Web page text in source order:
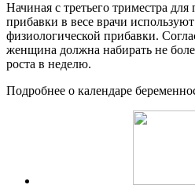
Начиная с третьего триместра
прибавки в весе врачи
физиологической прибавки.
женщина должна набирать не
роста в неделю.
Подробнее о календаре